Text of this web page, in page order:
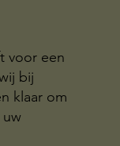
voor een
bij
klaar om